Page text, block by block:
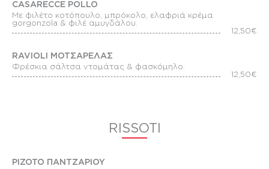
CASARECCE POLLO
Με φιλέτο κοτόπουλο, μπρόκολο, ελαφριά κρέμα
gorgonzola & φιλέ αμυγδάλου.
12,50€
RAVIOLI ΜΟΤΣΑΡΕΛΑΣ
Φρέσκια σάλτσα ντομάτας & φασκόμηλο.
12,50€
RISSOTI
ΡΙΖΟΤΟ ΠΑΝΤΖΑΡΙΟΥ